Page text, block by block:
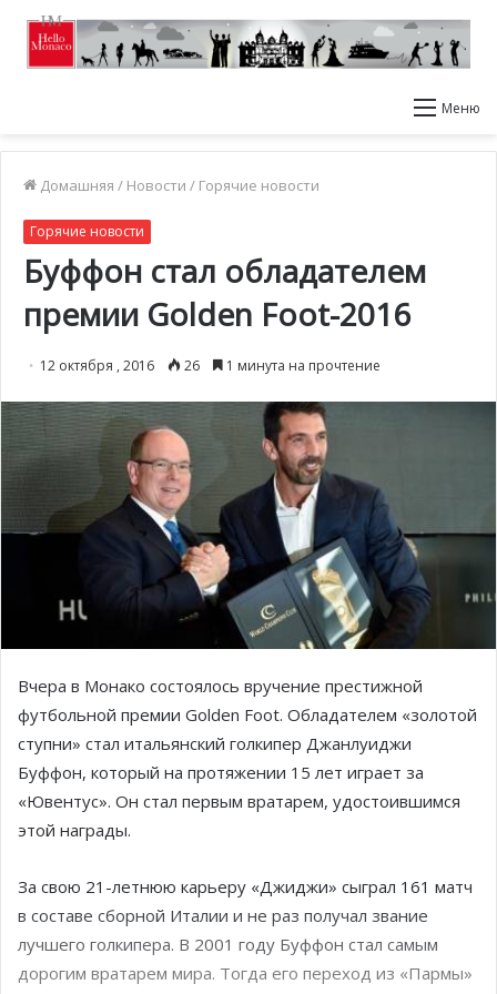
Меню
Домашняя / Новости / Горячие новости
Горячие новости
Буффон стал обладателем
премии Golden Foot-2016
12 октября , 2016 26 1 минута на прочтение
Вчера в Монако состоялось вручение престижной
футбольной премии Golden Foot. Обладателем «золотой
ступни» стал итальянский голкипер Джанлуиджи
Буффон, который на протяжении 15 лет играет за
«Ювентус». Он стал первым вратарем, удостоившимся
этой награды.
За свою 21-летнюю карьеру «Джиджи» сыграл 161 матч
в составе сборной Италии и не раз получал звание
лучшего голкипера. В 2001 году Буффон стал самым
дорогим вратарем мира. Тогда его переход из «Пармы»